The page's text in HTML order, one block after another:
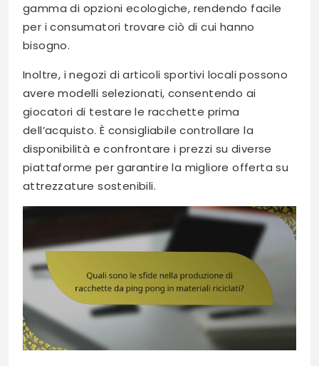
gamma di opzioni ecologiche, rendendo facile
per i consumatori trovare ciò di cui hanno
bisogno.
Inoltre, i negozi di articoli sportivi locali possono
avere modelli selezionati, consentendo ai
giocatori di testare le racchette prima
dell’acquisto. È consigliabile controllare la
disponibilità e confrontare i prezzi su diverse
piattaforme per garantire la migliore offerta su
attrezzature sostenibili.